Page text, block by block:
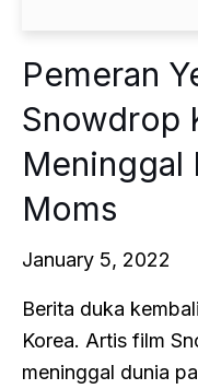
Pemeran
Snowdrop
Meninggal
Moms
January 5, 2022
Berita duka
Korea. Artis film
meninggal dunia